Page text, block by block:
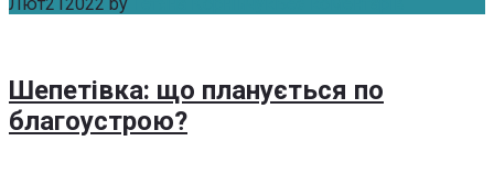
Шепетівка: що планується по
благоустрою?